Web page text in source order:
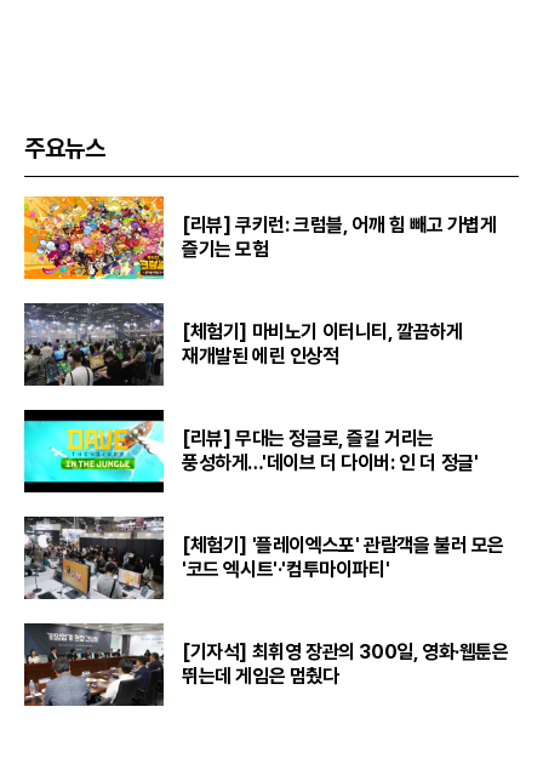
주요뉴스
[리뷰] 쿠키런: 크럼블, 어깨 힘 빼고 가볍게
즐기는 모험
[체험기] 마비노기 이터니티, 깔끔하게
재개발된 에린 인상적
[리뷰] 무대는 정글로, 즐길 거리는
풍성하게…'데이브 더 다이버: 인 더 정글'
[체험기] '플레이엑스포' 관람객을 불러 모은
'코드 엑시트'·'컴투마이파티'
[기자석] 최휘영 장관의 300일, 영화·웹툰은
뛰는데 게임은 멈췄다